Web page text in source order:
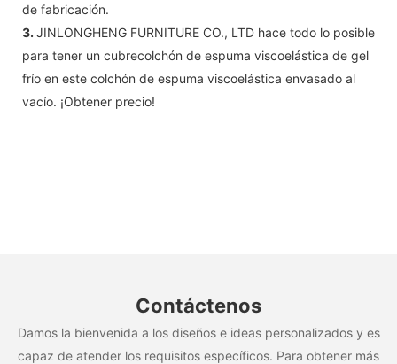
de fabricación.
3. JINLONGHENG FURNITURE CO., LTD hace todo lo posible
para tener un cubrecolchón de espuma viscoelástica de gel
frío en este colchón de espuma viscoelástica envasado al
vacío. ¡Obtener precio!
Contáctenos
Damos la bienvenida a los diseños e ideas personalizados y es
capaz de atender los requisitos específicos. Para obtener más